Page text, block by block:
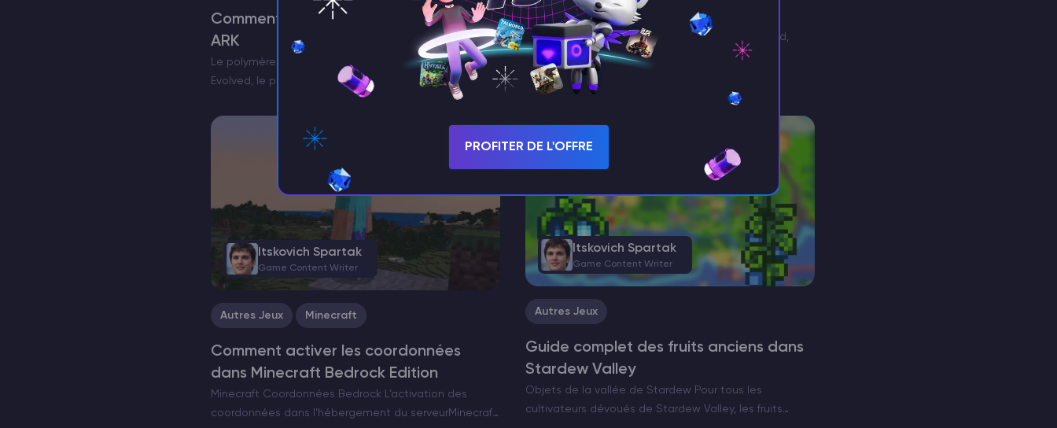
Comment obtenir des polymères en
ARK
Le polymère dans ARK Sur les serveurs deARK Survival
Evolved, le polymère joue un rôle important dans votre
survie et votre prospérité. Il est nécessaire pour
fabriquer des armes puissantes, des équipements de
ARK
ARK Teintures Sur les serveursARK Survival Evolved,
vous pouvez personnaliser l’environnement,
l’équipement et même les créatures à l’aide de
teintures. Ces teintures vous permettent de
l’apparence de vos personnages,…
Itskovich Spartak
Game Content Writer
Autres Jeux Minecraft
Comment activer les coordonnées
dans Minecraft Bedrock Edition
Minecraft Coordonnées Bedrock L’activation des
coordonnées dans l’hébergement du serveurMinecraft
Itskovich Spartak
Game Content Writer
Autres Jeux
Guide complet des fruits anciens dans
Stardew Valley
Objets de la vallée de Stardew Pour tous les
cultivateurs dévoués de Stardew Valley, les fruits
PROFITER DE L'OFFRE